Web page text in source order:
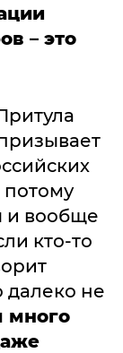
– это
потому
и вообще
кто-то
далеко не
много